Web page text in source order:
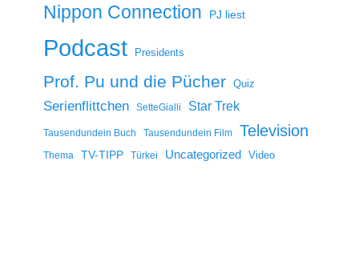
Nippon Connection PJ liest
Podcast Presidents
Prof. Pu und die Pücher Quiz
Serienflittchen SetteGialli Star Trek
Tausendundein Buch Tausendundein Film Television
Thema TV-TIPP Türkei Uncategorized Video